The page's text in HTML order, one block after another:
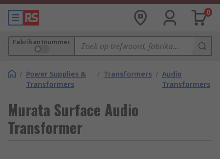
0
Fabrikantnummer
/ Power Supplies &
Transformers
/ Transformers / Audio
Transformers
Murata Surface Audio
Transformer